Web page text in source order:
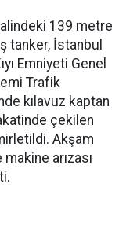
139 metre
tanker, İstanbul
Emniyeti Genel
Trafik
kılavuz kaptan
çekilen
Akşam
arızası